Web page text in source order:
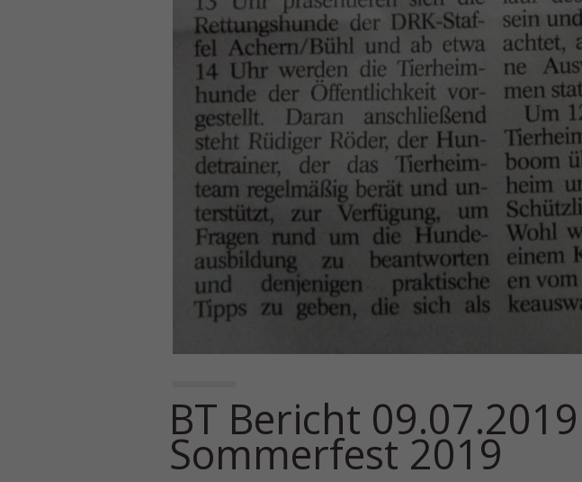
BT Bericht 09.07.2019
Sommerfest 2019